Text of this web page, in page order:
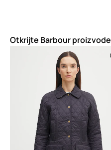
Otkrijte Barbour proizvode